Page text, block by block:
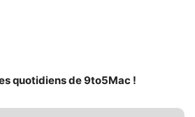
quotidiens de 9to5Mac !